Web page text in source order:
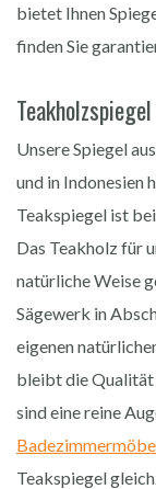
bietet Ihnen
finden Sie
Teakholzspiegel
Unsere Spiegel
und in Indonesien
Teakspiegel ist
Das Teakholz für
natürliche Weise
Sägewerk in
eigenen
bleibt die Qualität
sind eine reine
Teakspiegel